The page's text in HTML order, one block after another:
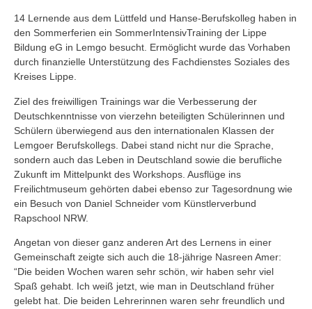
14 Lernende aus dem Lüttfeld und Hanse-Berufskolleg haben in
den Sommerferien ein SommerIntensivTraining der Lippe
Bildung eG in Lemgo besucht. Ermöglicht wurde das Vorhaben
durch finanzielle Unterstützung des Fachdienstes Soziales des
Kreises Lippe.
Ziel des freiwilligen Trainings war die Verbesserung der
Deutschkenntnisse von vierzehn beteiligten Schülerinnen und
Schülern überwiegend aus den internationalen Klassen der
Lemgoer Berufskollegs. Dabei stand nicht nur die Sprache,
sondern auch das Leben in Deutschland sowie die berufliche
Zukunft im Mittelpunkt des Workshops. Ausflüge ins
Freilichtmuseum gehörten dabei ebenso zur Tagesordnung wie
ein Besuch von Daniel Schneider vom Künstlerverbund
Rapschool NRW.
Angetan von dieser ganz anderen Art des Lernens in einer
Gemeinschaft zeigte sich auch die 18-jährige Nasreen Amer:
“Die beiden Wochen waren sehr schön, wir haben sehr viel
Spaß gehabt. Ich weiß jetzt, wie man in Deutschland früher
gelebt hat. Die beiden Lehrerinnen waren sehr freundlich und